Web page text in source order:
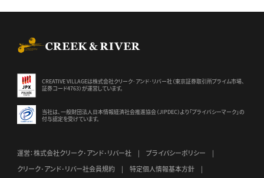
CREATIVE VILLAGEは株式会社クリーク･アンド･リバー社（東京証券取引所プライム市場、
証券コード4763）が運営しています。
当社は、一般財団法人日本情報経済社会推進協会（JIPDEC）より 「プライバシーマーク」の
付与認定を受けています。
運営：株式会社クリーク･アンド･リバー社
プライバシーポリシー
クリーク･アンド･リバー社会員規約
特定個人情報基本方針